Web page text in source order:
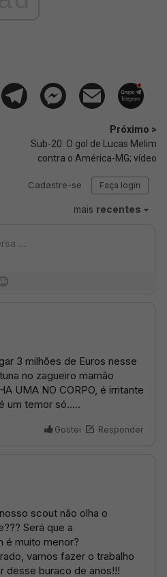
Próximo >
Sub-20: O gol de Lucas Melim
contra o América-MG; vídeo